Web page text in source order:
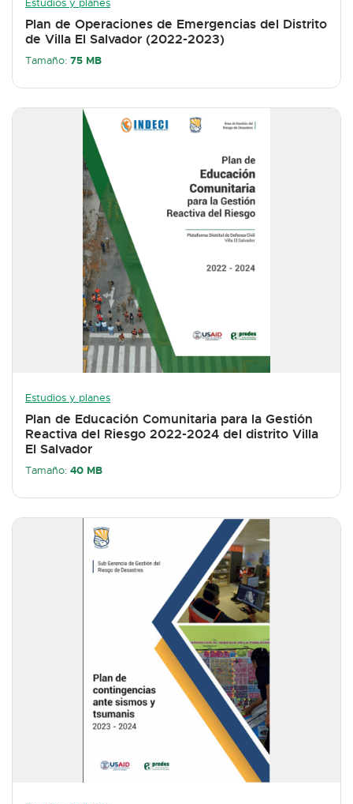
Estudios y planes
Plan de Operaciones de Emergencias del Distrito
de Villa El Salvador (2022-2023)
Tamaño: 75 MB
Estudios y planes
Plan de Educación Comunitaria para la Gestión
Reactiva del Riesgo 2022-2024 del distrito Villa
El Salvador
Tamaño: 40 MB